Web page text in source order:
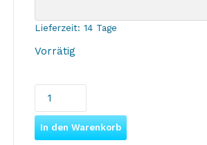
Lieferzeit: 14 Tage
Vorrätig
Weaver
Snap
Davit
Plattform
In den Warenkorb